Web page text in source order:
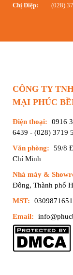
Chị Diệp:
(028)
CÔNG TY
MẠI PHÚC
Điện thoại: 0916
6439 - (028) 3719
Văn phòng:
59/8
Chí Minh
Nhà máy &
Đông, Thành phố
MST:
0309871651
Email: